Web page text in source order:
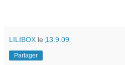
LILIBOX le 13.9.09
Partager